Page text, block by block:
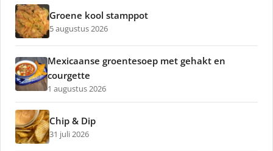
Groene kool stamppot
5 augustus 2026
Mexicaanse groentesoep met gehakt en
courgette
1 augustus 2026
Chip & Dip
31 juli 2026